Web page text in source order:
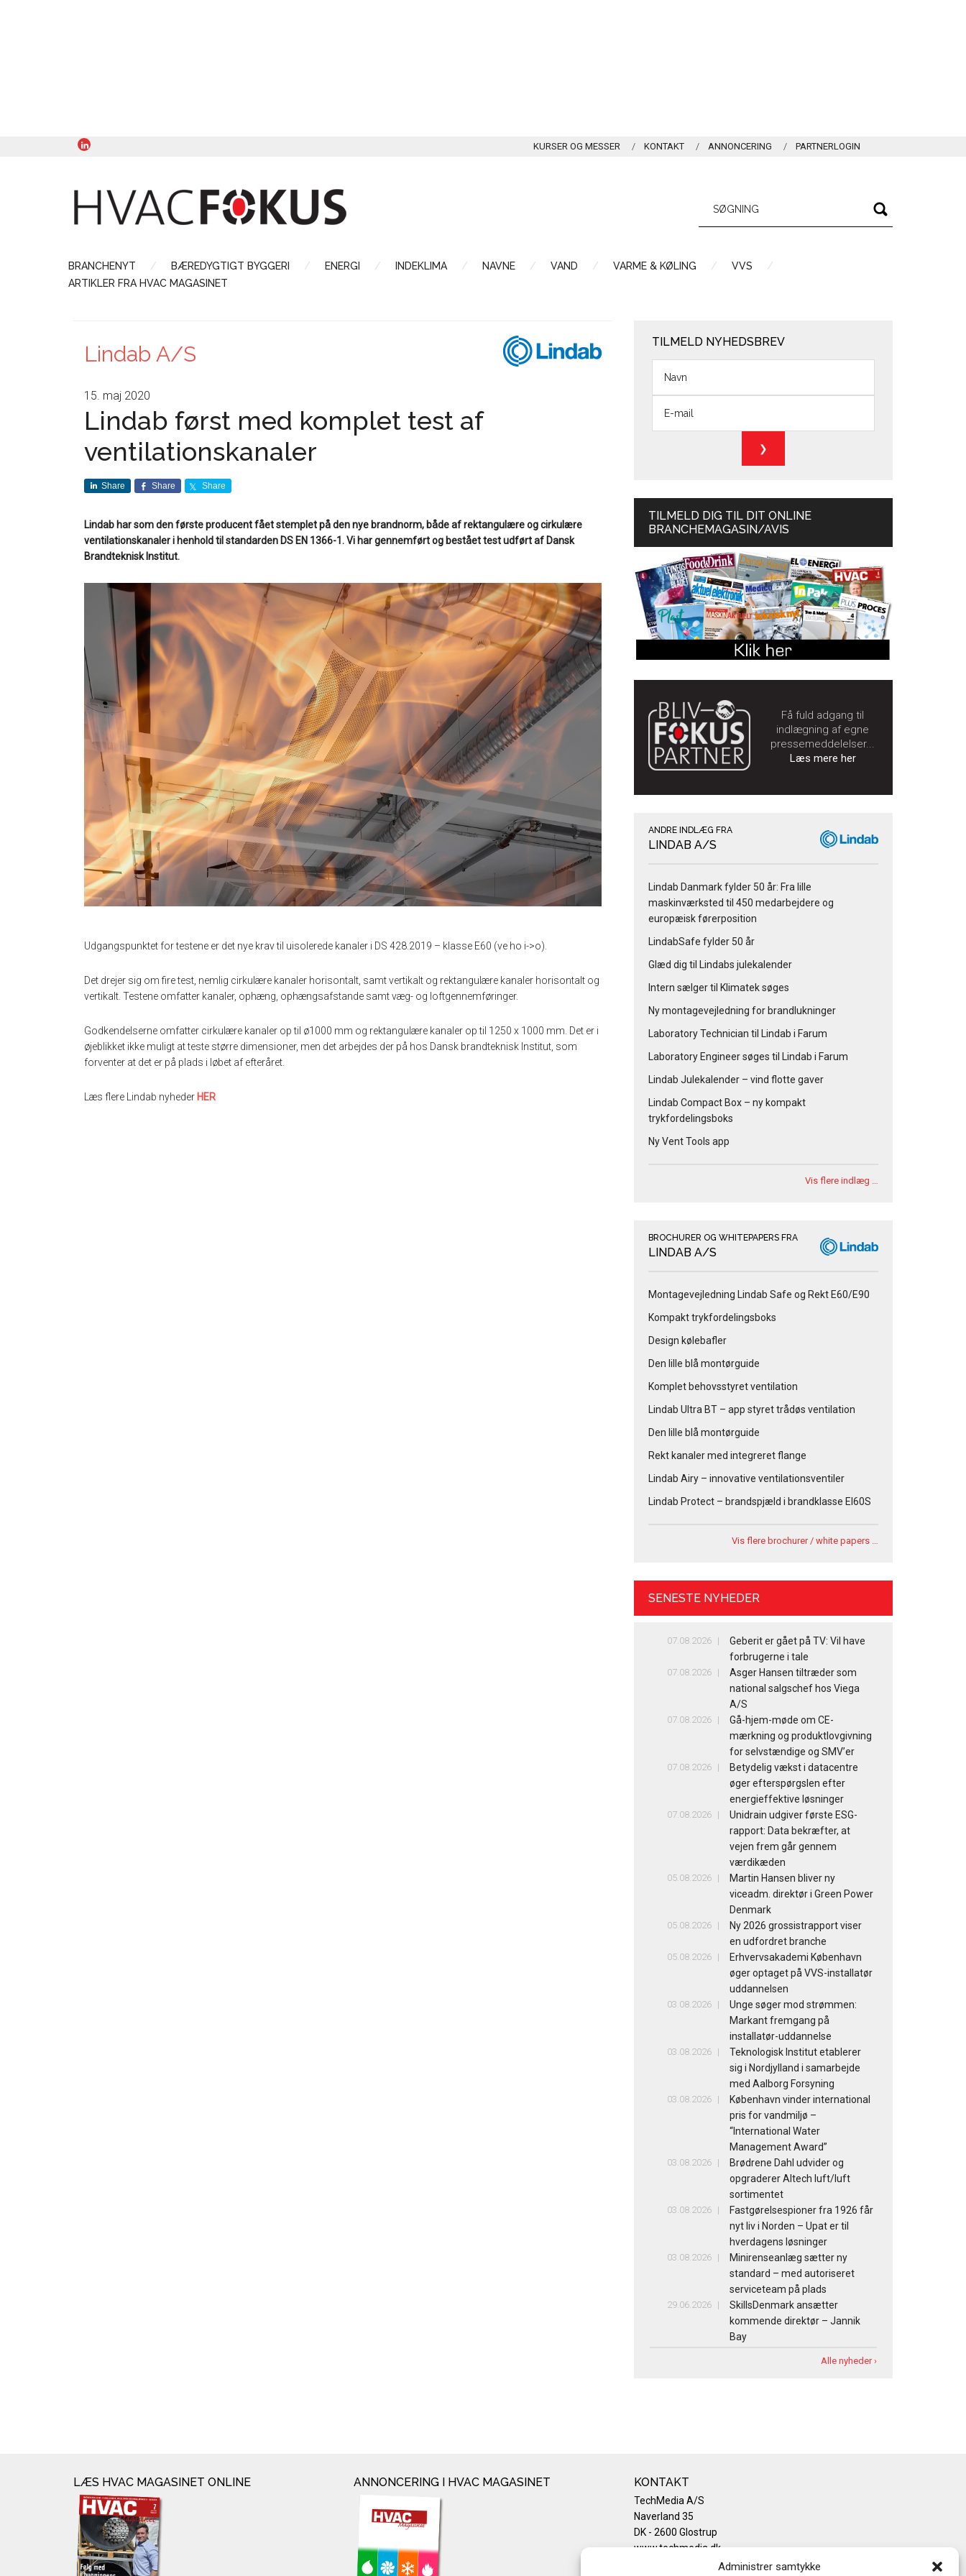
Administrer samtykke
KURSER OG MESSER KONTAKT ANNONCERING PARTNERLOGIN
BRANCHENYT BÆREDYGTIGT BYGGERI ENERGI INDEKLIMA NAVNE VAND VARME & KØLING
VVS
ARTIKLER FRA HVAC MAGASINET
Lindab A/S
15. maj 2020
Lindab først med komplet test af
ventilationskanaler
Share Share Share
Lindab har som den første producent fået stemplet på den nye brandnorm, både af rektangulære og cirkulære
ventilationskanaler i henhold til standarden DS EN 1366-1. Vi har gennemført og bestået test udført af Dansk
Brandteknisk Institut.
Udgangspunktet for testene er det nye krav til uisolerede kanaler i DS 428.2019 – klasse E60 (ve ho i->o).
Det drejer sig om fire test, nemlig cirkulære kanaler horisontalt, samt vertikalt og rektangulære kanaler horisontalt og
vertikalt. Testene omfatter kanaler, ophæng, ophængsafstande samt væg- og loftgennemføringer.
Godkendelserne omfatter cirkulære kanaler op til ø1000 mm og rektangulære kanaler op til 1250 x 1000 mm. Det er i
øjeblikket ikke muligt at teste større dimensioner, men det arbejdes der på hos Dansk brandteknisk Institut, som
forventer at det er på plads i løbet af efteråret.
Læs flere Lindab nyheder HER
TILMELD NYHEDSBREV
TILMELD DIG TIL DIT ONLINE
BRANCHEMAGASIN/AVIS
Få fuld adgang til
indlægning af egne
pressemeddelelser...
Læs mere her
ANDRE INDLÆG FRA
LINDAB A/S
Lindab Danmark fylder 50 år: Fra lille
maskinværksted til 450 medarbejdere og
europæisk førerposition
LindabSafe fylder 50 år
Glæd dig til Lindabs julekalender
Intern sælger til Klimatek søges
Ny montagevejledning for brandlukninger
Laboratory Technician til Lindab i Farum
Laboratory Engineer søges til Lindab i Farum
Lindab Julekalender – vind flotte gaver
Lindab Compact Box – ny kompakt
trykfordelingsboks
Ny Vent Tools app
Vis flere indlæg …
BROCHURER OG WHITEPAPERS FRA
LINDAB A/S
Montagevejledning Lindab Safe og Rekt E60/E90
Kompakt trykfordelingsboks
Design kølebafler
Den lille blå montørguide
Komplet behovsstyret ventilation
Lindab Ultra BT – app styret trådøs ventilation
Den lille blå montørguide
Rekt kanaler med integreret flange
Lindab Airy – innovative ventilationsventiler
Lindab Protect – brandspjæld i brandklasse EI60S
Vis flere brochurer / white papers …
SENESTE NYHEDER
07.08.2026
Geberit er gået på TV: Vil have
forbrugerne i tale
07.08.2026
Asger Hansen tiltræder som
national salgschef hos Viega
A/S
07.08.2026
Gå-hjem-møde om CE-
mærkning og produktlovgivning
for selvstændige og SMV’er
07.08.2026
Betydelig vækst i datacentre
øger efterspørgslen efter
energieffektive løsninger
07.08.2026
Unidrain udgiver første ESG-
rapport: Data bekræfter, at
vejen frem går gennem
værdikæden
05.08.2026
Martin Hansen bliver ny
viceadm. direktør i Green Power
Denmark
05.08.2026
Ny 2026 grossistrapport viser
en udfordret branche
05.08.2026
Erhvervsakademi København
øger optaget på VVS-installatør
uddannelsen
03.08.2026
Unge søger mod strømmen:
Markant fremgang på
installatør-uddannelse
03.08.2026
Teknologisk Institut etablerer
sig i Nordjylland i samarbejde
med Aalborg Forsyning
03.08.2026
København vinder international
pris for vandmiljø –
“International Water
Management Award”
03.08.2026
Brødrene Dahl udvider og
opgraderer Altech luft/luft
sortimentet
03.08.2026
Fastgørelsespioner fra 1926 får
nyt liv i Norden – Upat er til
hverdagens løsninger
03.08.2026
Minirenseanlæg sætter ny
standard – med autoriseret
serviceteam på plads
29.06.2026
SkillsDenmark ansætter
kommende direktør – Jannik
Bay
Alle nyheder ›
LÆS HVAC MAGASINET ONLINE ANNONCERING I HVAC MAGASINET KONTAKT
TechMedia A/S
Naverland 35
DK - 2600 Glostrup
www.techmedia.dk
Telefon: +45 43 24 26 28